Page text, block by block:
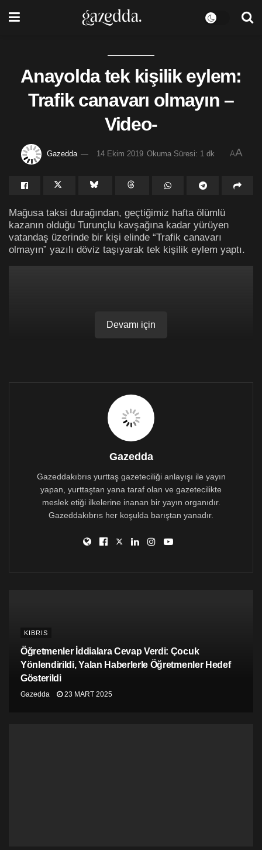
Anayolda tek kişilik eylem:
Trafik canavarı olmayın –
Video-
Gazedda 14 Ekim 2019 Okuma Süresi: 1 dk AA
Mağusa taksi durağından, geçtiğimiz hafta ölümlü
kazanın olduğu Turunçlu kavşağına kadar yürüyen
vatandaş üzerinde bir kişi elinde “Trafik canavarı
olmayın” yazılı döviz taşıyarak tek kişilik eylem yaptı.
Elindeki dövizle tek başına yolda yürüyen vatandaş,
yolda seyreden arabalardan destek aldı.
Devamı için
Gazedda
Gazeddakıbrıs yurttaş gazeteciliği anlayışı ile yayın
yapan, yurttaştan yana taraf olan ve gazetecilikte
meslek etiği ilkelerine inanan bir yayın organıdır.
Gazeddakıbrıs her koşulda barıştan yanadır.
KIBRIS
Öğretmenler İddialara Cevap Verdi: Çocuk
Yönlendirildi, Yalan Haberlerle Öğretmenler Hedef
Gösterildi
Gazedda 23 MART 2025